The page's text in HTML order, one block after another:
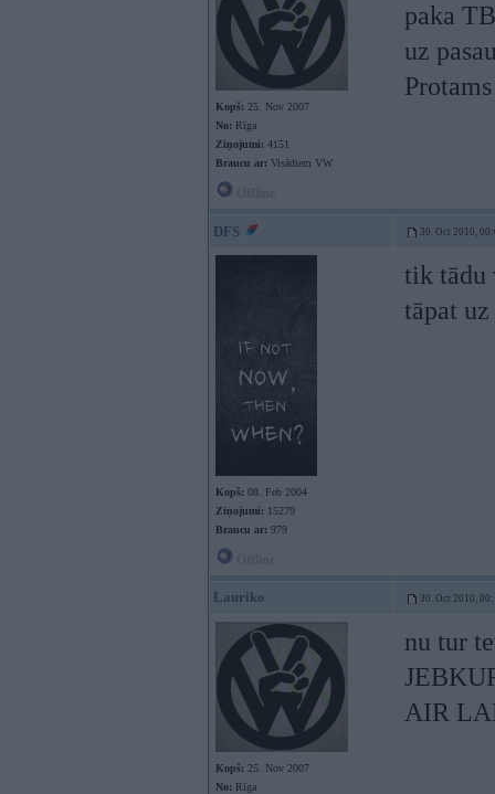
Kopš: 25. Nov 2007
No: Rīga
Ziņojumi: 4151
Braucu ar: Visādiem VW
paka
uz
DFS 30. Oct 2010,
Kopš: 08. Feb 2004
Ziņojumi: 15279
Braucu ar: 979
tik tādu
tāpat
Lauriko 30. Oct 2010,
Kopš: 25. Nov 2007
No: Rīga
nu tur
AIR